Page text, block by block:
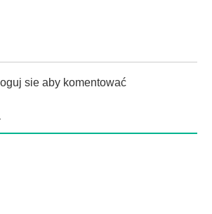
sie aby komentować